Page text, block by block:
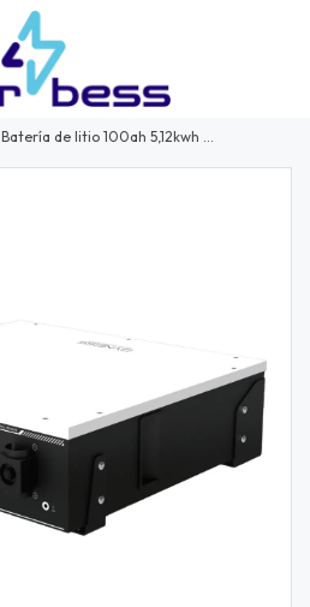
Batería de litio 100ah 5,12kwh dyness dl5.0c